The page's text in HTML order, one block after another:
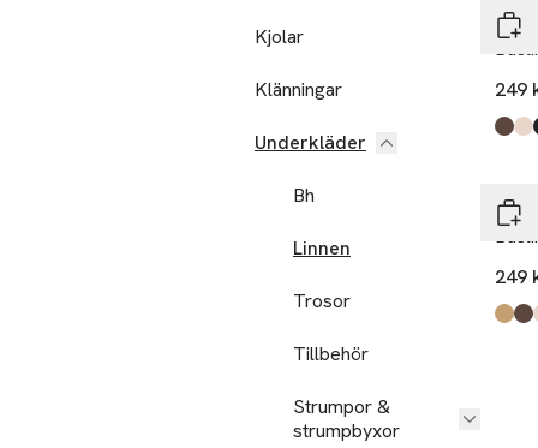
Kjolar
Klänningar
Underkläder
Bh
Linnen
Trosor
Tillbehör
Strumpor &
strumpbyxor
Å
249
Light
Black
Light
Å
249
Light
Light
Black